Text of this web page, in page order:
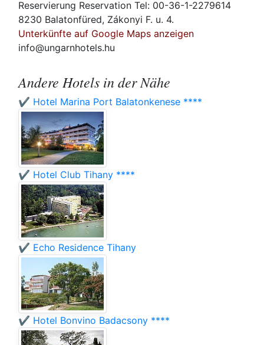
Reservierung Reservation Tel: 00-36-1-2279614
8230 Balatonfüred, Zákonyi F. u. 4.
Unterkünfte auf Google Maps anzeigen
info@ungarnhotels.hu
Andere Hotels in der Nähe
✔️ Hotel Marina Port Balatonkenese ****
✔️ Hotel Club Tihany ****
✔️ Echo Residence Tihany
✔️ Hotel Bonvino Badacsony ****